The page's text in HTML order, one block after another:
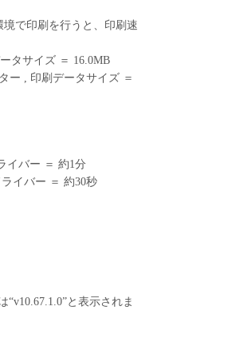
で印刷を行うと、印刷速
タサイズ ＝ 16.0MB
ー , 印刷データサイズ ＝
イバー ＝ 約1分
イバー ＝ 約30秒
“v10.67.1.0”と表示されま